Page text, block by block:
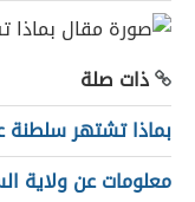
ذات صلة
بماذا تشتهر سلطنة
معلومات عن ولاية